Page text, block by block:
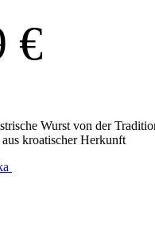
€
Wurst von der
kroatischer Herkunft